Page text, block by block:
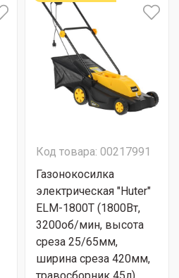
Код товара: 00217991
Газонокосилка
электрическая "Huter"
ELM-1800Т (1800Вт,
3200об/мин, высота
среза 25/65мм,
ширина среза 420мм,